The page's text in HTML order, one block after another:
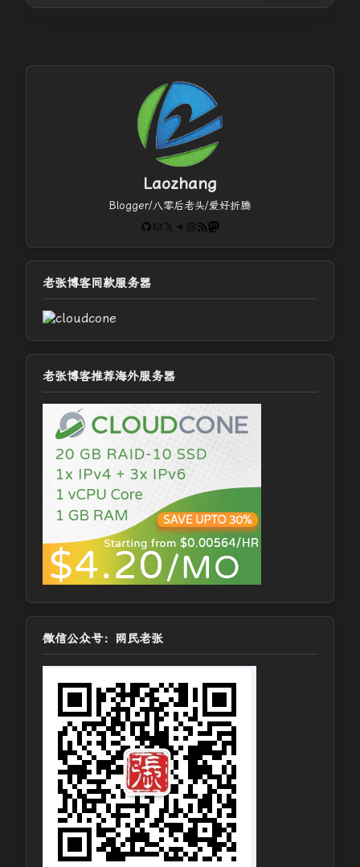
Laozhang
Blogger/八零后老头/爱好折腾
GitHub
电子邮件 X Telegram
Instagram
RSS FeedMastodon
老张博客同款服务器
老张博客推荐海外服务器
微信公众号：网民老张